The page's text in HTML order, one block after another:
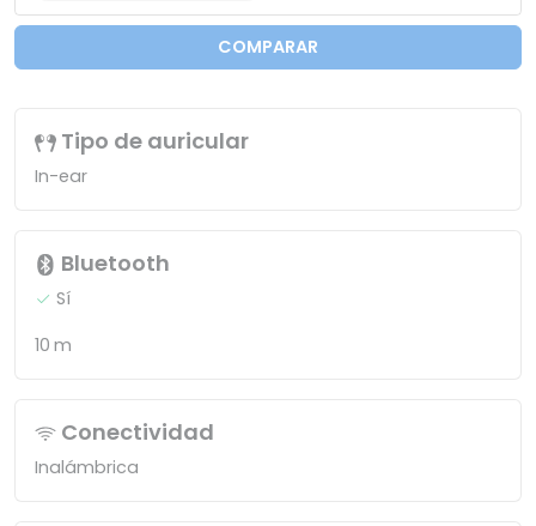
COMPARAR
Tipo de auricular
In-ear
Bluetooth
Sí
10 m
Conectividad
Inalámbrica